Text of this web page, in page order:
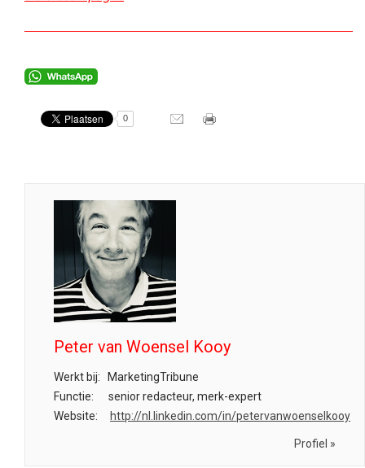
0
Peter van Woensel Kooy
Werkt bij:
MarketingTribune
Functie:
senior redacteur, merk-expert
Website:
http://nl.linkedin.com/in/petervanwoenselkooy
Profiel »